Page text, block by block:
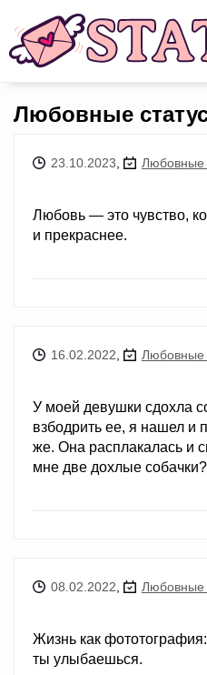
Любовные
23.10.2023 Любовные
Любовь — это чувство,
и прекраснее.
16.02.2022 Любовные
У моей девушки сдохла
взбодрить ее, я нашел и
же. Она расплакалась и
мне две дохлые
08.02.2022 Любовные
Жизнь как
ты улыбаешься.